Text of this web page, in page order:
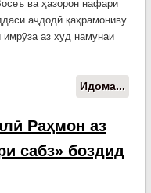
ва ҳазорон нафари
аҷдодӣ қаҳрамониву
имрӯза аз худ намунаи
Идома...
Раҳмон аз
сабз» боздид